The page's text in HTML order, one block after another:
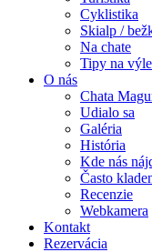
Cyklistika
Skialp /
Na chate
Tipy na
O nás
Chata
Udialo sa
Galéria
História
Kde nás
Často
Recenzie
Webkamera
Kontakt
Rezervácia